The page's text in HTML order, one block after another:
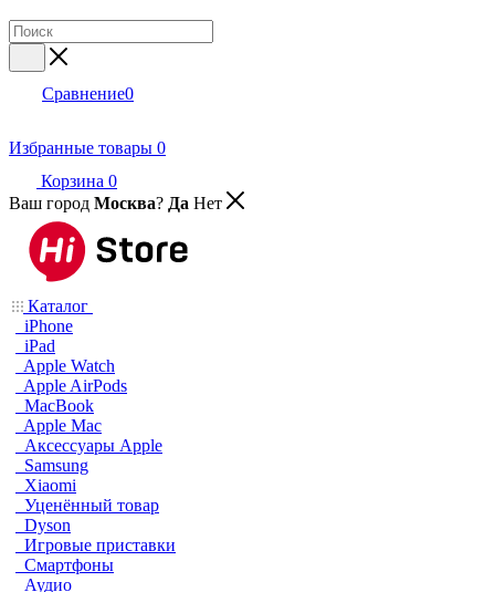
Сравнение0
Избранные товары 0
Корзина 0
Ваш город Москва? Да Нет
Каталог
iPhone
iPad
Apple Watch
Apple AirPods
MacBook
Apple Mac
Аксессуары Apple
Samsung
Xiaomi
Уценённый товар
Dyson
Игровые приставки
Смартфоны
Аудио